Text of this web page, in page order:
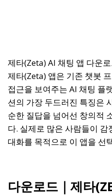
제타(Zeta) AI 채팅 앱 다운
제타(Zeta) 앱은 기존 챗봇
접근을 보여주는 AI 채팅 플
션의 가장 두드러진 특징은
순한 질답을 넘어선 창의적
다. 실제로 많은 사람들이
대화를 목적으로 이 앱을 선
다운로드｜제타